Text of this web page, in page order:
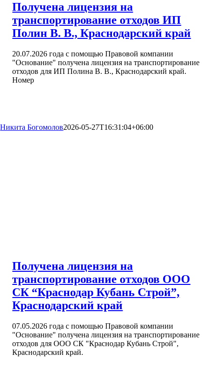
Получена лицензия на
транспортирование отходов ИП
Полин В. В., Краснодарский край
20.07.2026 года с помощью Правовой компании
"Основание" получена лицензия на транспортирование
отходов для ИП Полина В. В., Краснодарский край.
Номер
Никита Богомолов2026-05-27T16:31:04+06:00
Получена лицензия на
транспортирование отходов ООО
СК “Краснодар Кубань Строй”,
Краснодарский край
07.05.2026 года с помощью Правовой компании
"Основание" получена лицензия на транспортирование
отходов для ООО СК "Краснодар Кубань Строй",
Краснодарский край.